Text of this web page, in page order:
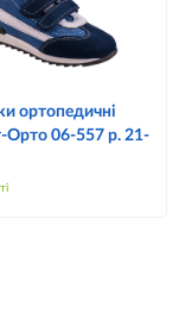
ортопедичні
Орто 06-557 р. 21-